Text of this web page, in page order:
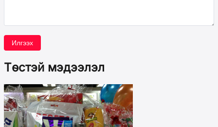
Илгээх
Төстэй мэдээлэл